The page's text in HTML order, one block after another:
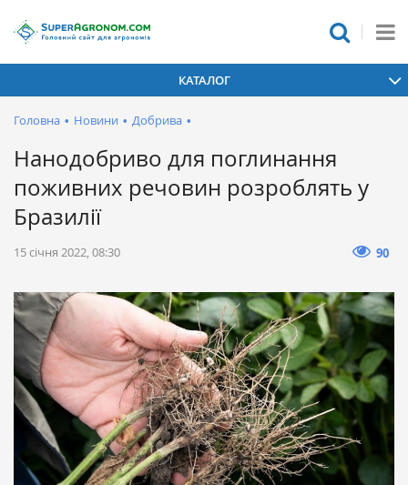
КАТАЛОГ
Головна • Новини • Добрива •
Нанодобриво для поглинання
поживних речовин розроблять у
Бразилії
15 січня 2022, 08:30 90